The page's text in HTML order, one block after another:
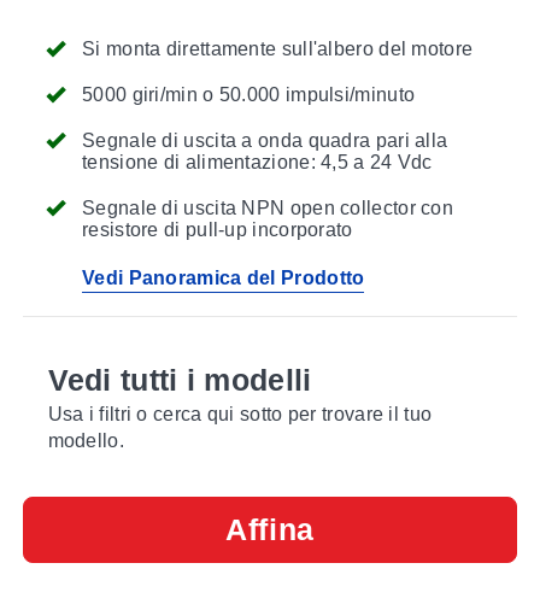
Si monta direttamente sull'albero del motore
5000 giri/min o 50.000 impulsi/minuto
Segnale di uscita a onda quadra pari alla
tensione di alimentazione: 4,5 a 24 Vdc
Segnale di uscita NPN open collector con
resistore di pull-up incorporato
Vedi Panoramica del Prodotto
Vedi tutti i modelli
Usa i filtri o cerca qui sotto per trovare il tuo
modello.
Affina